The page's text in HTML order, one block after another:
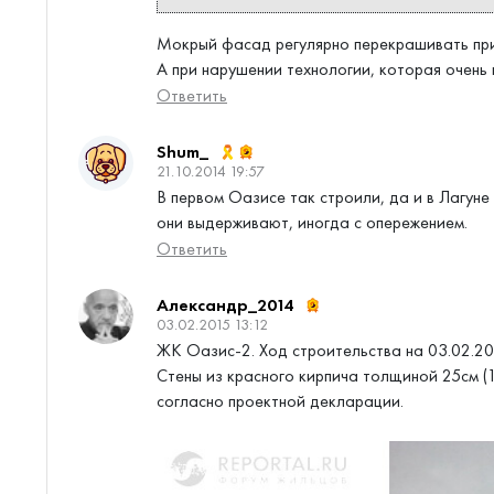
Мокрый фасад регулярно перекрашивать
А при нарушении технологии, которая очень
Ответить
Shum_
21.10.2014 19:57
В первом Оазисе так строили, да и в
они выдерживают, иногда с опережением.
Ответить
Александр_2014
03.02.2015 13:12
ЖК Оазис-2. Ход строительства на
Стены из красного кирпича толщиной 25см
согласно проектной декларации.